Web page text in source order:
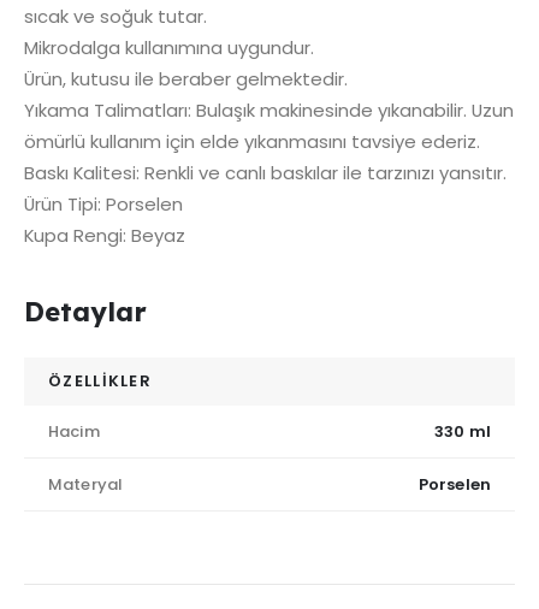
sıcak ve soğuk tutar.
Mikrodalga kullanımına uygundur.
Ürün, kutusu ile beraber gelmektedir.
Yıkama Talimatları: Bulaşık makinesinde yıkanabilir. Uzun
ömürlü kullanım için elde yıkanmasını tavsiye ederiz.
Baskı Kalitesi: Renkli ve canlı baskılar ile tarzınızı yansıtır.
Ürün Tipi: Porselen
Kupa Rengi: Beyaz
Detaylar
ÖZELLİKLER
Hacim 330 ml
Materyal Porselen